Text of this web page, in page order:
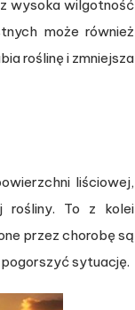
wysoka wilgotność
może również
roślinę i zmniejsza
liściowej,
rośliny. To z kolei
przez chorobę są
sytuację.